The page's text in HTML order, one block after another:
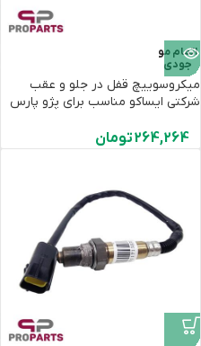
اتمام مو
جودی
میکروسوییچ قفل در جلو و عقب
شرکتی ایساکو مناسب برای پژو پارس
264,264تومان